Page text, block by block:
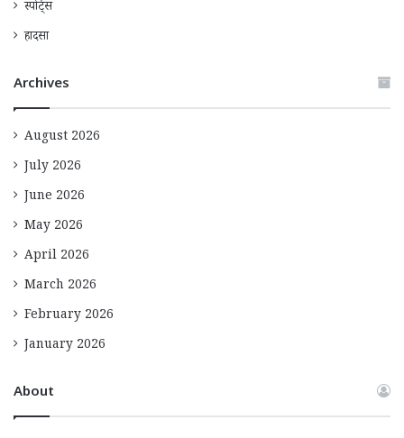
स्पोर्ट्स
हादसा
Archives
August 2026
July 2026
June 2026
May 2026
April 2026
March 2026
February 2026
January 2026
About